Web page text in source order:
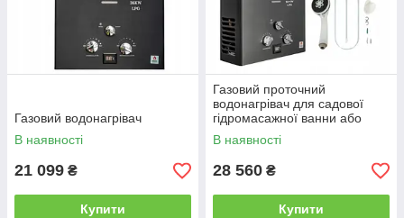
Газовий водонагрівач
В наявності
21 099 ₴
Купити
Газовий проточний
водонагрівач для садової
гідромасажної ванни або
джакузі
В наявності
28 560 ₴
Купити